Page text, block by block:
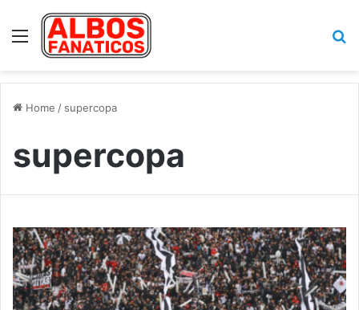
Menu
Home / supercopa
supercopa